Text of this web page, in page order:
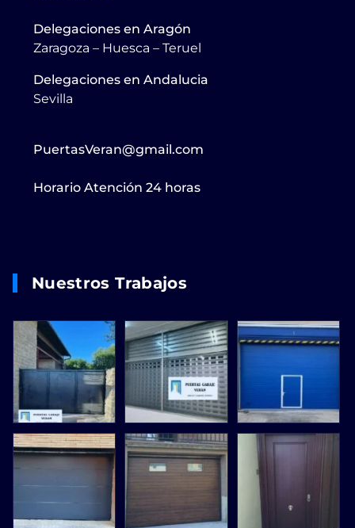
Delegaciones en Aragón
Zaragoza – Huesca – Teruel
Delegaciones en Andalucia
Sevilla
PuertasVeran@gmail.com
Horario Atención 24 horas
Nuestros Trabajos